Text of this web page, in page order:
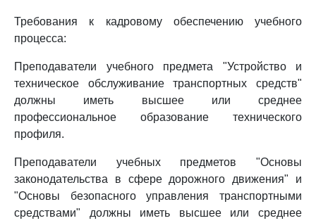
Требования к кадровому обеспечению учебного
процесса:
Преподаватели учебного предмета "Устройство и
техническое обслуживание транспортных средств"
должны иметь высшее или среднее
профессиональное образование технического
профиля.
Преподаватели учебных предметов "Основы
законодательства в сфере дорожного движения" и
"Основы безопасного управления транспортными
средствами" должны иметь высшее или среднее